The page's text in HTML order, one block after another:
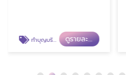
ทำบุญบริจาคโลงศพ ขอนแก่น ดูรายละเอียด